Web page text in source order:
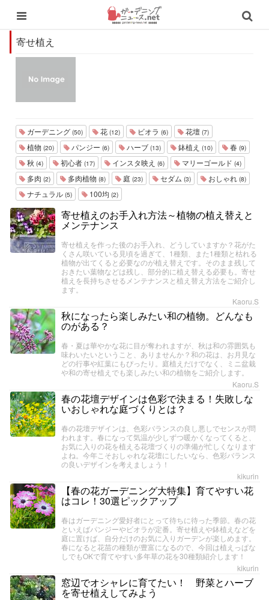
寄せ植え
ガーデニング (50) 花 (12) ビオラ (6) 花壇 (7)
植物 (20) パンジー (6) ハーブ (13) 鉢植え (10) 春 (9)
秋 (4) 初心者 (17) インスタ映え (6) マリーゴールド (4)
多肉 (2) 多肉植物 (8) 庭 (23) セダム (3) おしゃれ (8)
ナチュラル (5) 100均 (2)
寄せ植えのお手入れ方法～植物の植え替えと
メンテナンス
寄せ植えを作った後のお手入れ、どうしていますか？花がた
くさん咲いている見頃を過ぎて、1種類、また1種類と枯れる
植物が出てくると必要なのが植え替えです。そのまま残して
おきたい葉物などは残し、部分的に植え替える必要も。寄せ
植えを長持ちさせるメンテナンスと植え替え方法をご紹介し
ます。
Kaoru.S
秋になったら楽しみたい和の植物。どんなも
のがある？
春・夏は華やかな花に目が奪われますが、秋は和の雰囲気も
味わいたいということ、ありませんか？和の花は、お月見な
どの行事や紅葉にもぴったり。庭植えだけでなく、ミニ盆栽
や和の寄せ植えでも楽しみたい和の植物をご紹介します。
Kaoru.S
春の花壇デザインは色彩で決まる！失敗しな
いおしゃれな庭づくりとは？
春の花壇デザインは、色彩バランスの良し悪しでセンスが問
われます。春になって気温が少しずつ暖かくなってくると、
お気に入りの花を植える花壇づくりの準備が忙しくなります
よね。今年こそおしゃれな花壇にしたいなら、色彩バランス
の良いデザインを考えましょう！
kikurin
【春の花ガーデニング大特集】育てやすい花
はコレ！30選ピックアップ
春はガーデニング愛好者にとって待ちに待った季節。春の花
といえばパンジーやビオラが定番。寄せ植えや鉢植えなどを
庭に置けば、自分だけのお気に入りガーデンが楽しめます。
春になると花苗の種類が豊富になるので、今回は植えっぱな
しでもOKで育てやすい多年草の花を30種類紹介します！
kikurin
窓辺でオシャレに育てたい！ 野菜とハーブ
を寄せ植えしてみよう